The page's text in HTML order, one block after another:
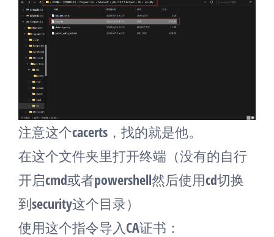
注意这个cacerts，找的就是他。
在这个文件夹里打开终端（没有的自行
开启cmd或者powershell然后使用cd切换
到security这个目录）
使用这个指令导入CA证书：